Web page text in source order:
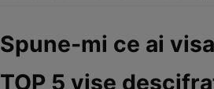
Spune-mi ce ai
TOP 5 vise